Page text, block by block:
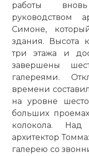
работы
руководством
Симоне,
здания. Высота
три этажа и
завершены
галереями.
времени
на уровне
больших
колокола.
архитектор
галерею со